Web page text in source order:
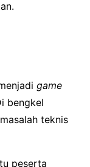
game
bengkel
teknis
peserta